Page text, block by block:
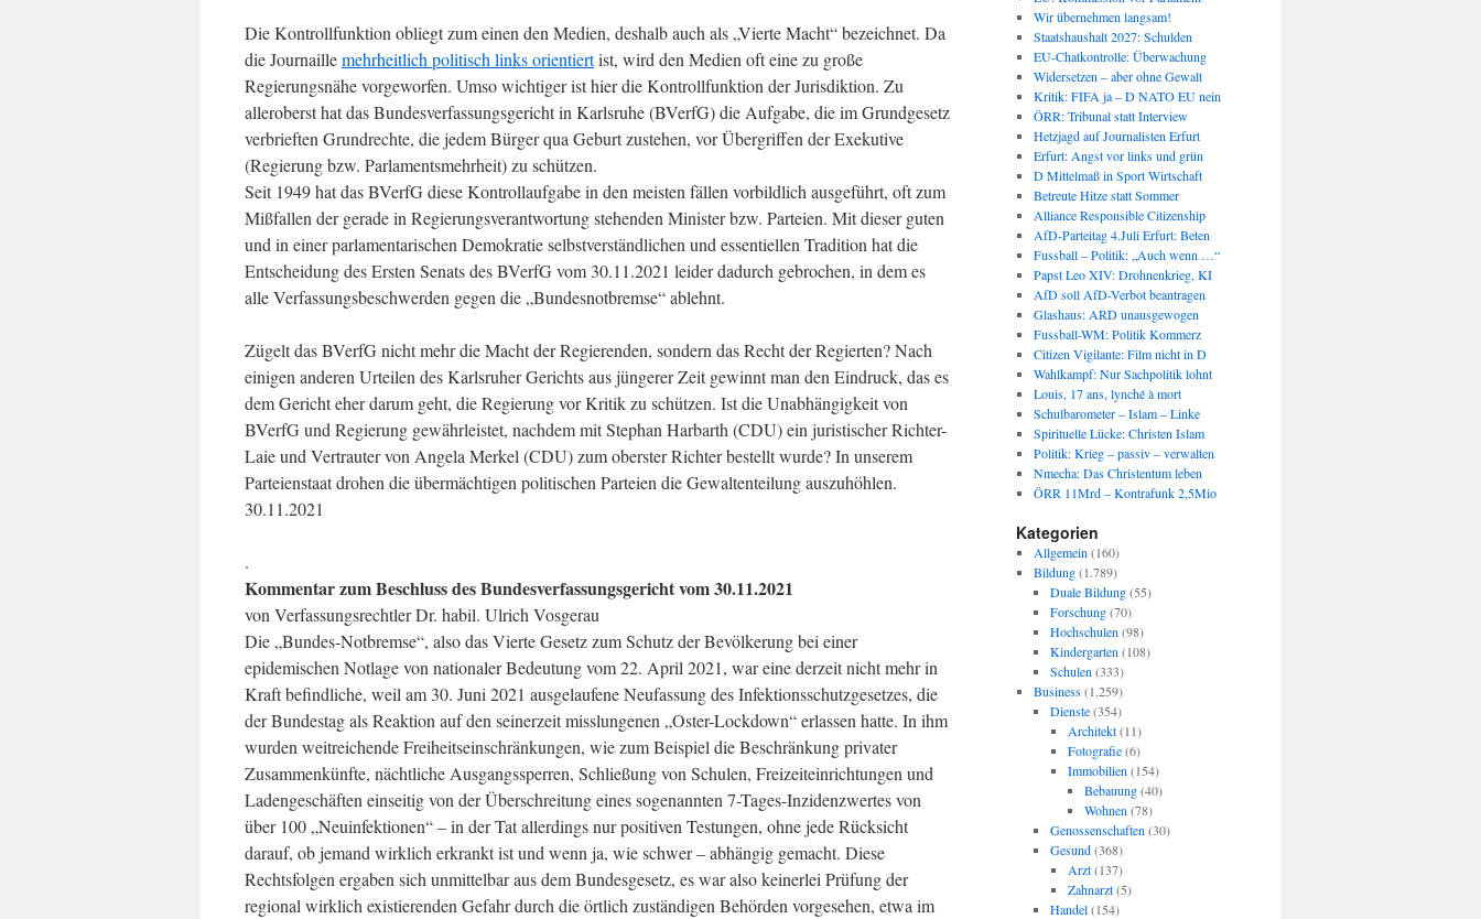
Die Kontrollfunktion obliegt zum einen den Medien, deshalb auch als „Vierte Macht“ bezeichnet. Da
die Journaillemehrheitlich politisch links orientiertist, wird den Medien oft eine zu große
Regierungsnähe vorgeworfen. Umso wichtiger ist hier die Kontrollfunktion der Jurisdiktion. Zu
alleroberst hat das Bundesverfassungsgericht in Karlsruhe (BVerfG) die Aufgabe, die im Grundgesetz
verbrieften Grundrechte, die jedem Bürger qua Geburt zustehen, vor Übergriffen der Exekutive
(Regierung bzw. Parlamentsmehrheit) zu schützen.
Seit 1949 hat das BVerfG diese Kontrollaufgabe in den meisten fällen vorbildlich ausgeführt, oft zum
Mißfallen der gerade in Regierungsverantwortung stehenden Minister bzw. Parteien. Mit dieser guten
und in einer parlamentarischen Demokratie selbstverständlichen und essentiellen Tradition hat die
Entscheidung des Ersten Senats des BVerfG vom 30.11.2021 leider dadurch gebrochen, in dem es
alle Verfassungsbeschwerden gegen die „Bundesnotbremse“ ablehnt.
Zügelt das BVerfG nicht mehr die Macht der Regierenden, sondern das Recht der Regierten? Nach
einigen anderen Urteilen des Karlsruher Gerichts aus jüngerer Zeit gewinnt man den Eindruck, das es
dem Gericht eher darum geht, die Regierung vor Kritik zu schützen. Ist die Unabhängigkeit von
BVerfG und Regierung gewährleistet, nachdem mit Stephan Harbarth (CDU) ein juristischer Richter-
Laie und Vertrauter von Angela Merkel (CDU) zum oberster Richter bestellt wurde? In unserem
Parteienstaat drohen die übermächtigen politischen Parteien die Gewaltenteilung auszuhöhlen.
30.11.2021
.
Kommentar zum Beschluss des Bundesverfassungsgericht vom 30.11.2021
von Verfassungsrechtler Dr. habil. Ulrich Vosgerau
Die „Bundes-Notbremse“, also das Vierte Gesetz zum Schutz der Bevölkerung bei einer
epidemischen Notlage von nationaler Bedeutung vom 22. April 2021, war eine derzeit nicht mehr in
Kraft befindliche, weil am 30. Juni 2021 ausgelaufene Neufassung des Infektionsschutzgesetzes, die
der Bundestag als Reaktion auf den seinerzeit misslungenen „Oster-Lockdown“ erlassen hatte. In ihm
wurden weitreichende Freiheitseinschränkungen, wie zum Beispiel die Beschränkung privater
Zusammenkünfte, nächtliche Ausgangssperren, Schließung von Schulen, Freizeiteinrichtungen und
Ladengeschäften einseitig von der Überschreitung eines sogenannten 7-Tages-Inzidenzwertes von
über 100 „Neuinfektionen“ – in der Tat allerdings nur positiven Testungen, ohne jede Rücksicht
darauf, ob jemand wirklich erkrankt ist und wenn ja, wie schwer – abhängig gemacht. Diese
Rechtsfolgen ergaben sich unmittelbar aus dem Bundesgesetz, es war also keinerlei Prüfung der
regional wirklich existierenden Gefahr durch die örtlich zuständigen Behörden vorgesehen, etwa im
Wir übernehmen langsam!
Staatshaushalt 2027: Schulden
EU-Chatkontrolle: Überwachung
Widersetzen – aber ohne Gewalt
Kritik: FIFA ja – D NATO EU nein
ÖRR: Tribunal statt Interview
Hetzjagd auf Journalisten Erfurt
Erfurt: Angst vor links und grün
D Mittelmaß in Sport Wirtschaft
Betreute Hitze statt Sommer
Alliance Responsible Citizenship
AfD-Parteitag 4.Juli Erfurt: Beten
Fussball – Politik: „Auch wenn …“
Papst Leo XIV: Drohnenkrieg, KI
AfD soll AfD-Verbot beantragen
Glashaus: ARD unausgewogen
Fussball-WM: Politik Kommerz
Citizen Vigilante: Film nicht in D
Wahlkampf: Nur Sachpolitik lohnt
Louis, 17 ans, lynché à mort
Schulbarometer – Islam – Linke
Spirituelle Lücke: Christen Islam
Politik: Krieg – passiv – verwalten
Nmecha: Das Christentum leben
ÖRR 11Mrd – Kontrafunk 2,5Mio
Kategorien
Allgemein (160)
Bildung(1.789)
Duale Bildung(55)
Forschung(70)
Hochschulen (98)
Kindergarten (108)
Schulen (333)
Business(1.259)
Dienste(354)
Architekt(11)
Fotografie(6)
Immobilien (154)
Bebauung(40)
Wohnen (78)
Genossenschaften (30)
Gesund(368)
Arzt(137)
Zahnarzt(5)
Handel(154)